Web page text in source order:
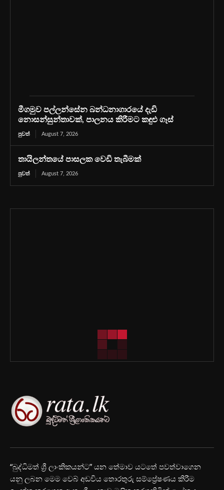
මීගමුව පල්ලන්සේන බන්ධනාගාරයේ දැඩි
නොසන්සුන්තාවක්, පාලනය කිරීමට කඳුළු ගෑස්
පුවත් August 7, 2026
තායිලන්තයේ පාසලක වෙඩි තැබීමක්
පුවත් August 7, 2026
“බුද්ධිමත් ශ්‍රී ලාංකිකයන්ට” යන තේමාව යටතේ පවත්වාගෙන
යනු ලබන මෙම වෙබ් අඩවිය තොරතුරු සම්ප්‍රේෂණය කිරීම